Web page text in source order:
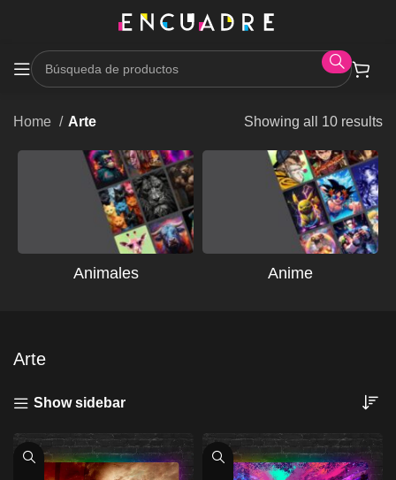
Home Arte Showing all 10 results
Animales Anime
Arte
Show sidebar